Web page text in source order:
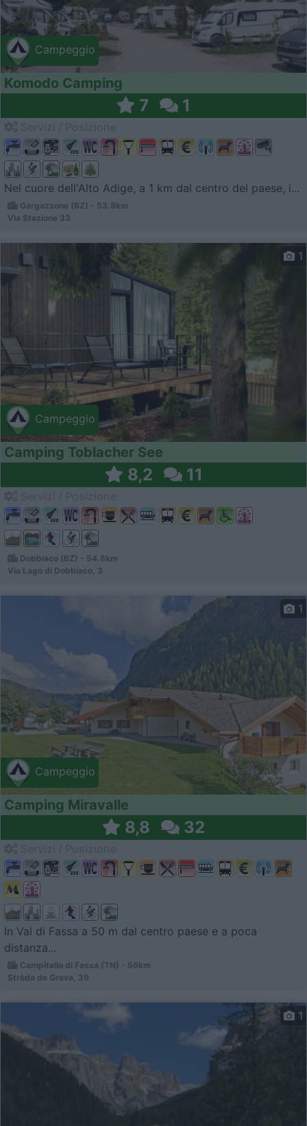
Campeggio
Komodo Camping
7 1
Nel cuore dell'Alto Adige, a 1 km dal centro del paese, i...
Gargazzone (BZ) - 53.8km
Via Stazione 33
Campeggio
1
Camping Toblacher See
8,2 11
Dobbiaco (BZ) - 54.8km
Via Lago di Dobbiaco, 3
Campeggio
1
Camping Miravalle
8,8 32
In Val di Fassa a 50 m dal centro paese e a poca
distanza...
Campitello di Fassa (TN) - 56km
Strèda de Greva, 39
1